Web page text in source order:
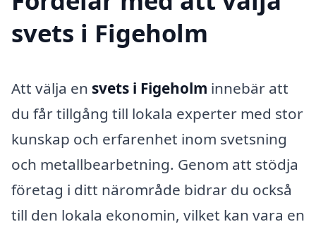
svets i Figeholm
Att välja en svets i Figeholm innebär att
du får tillgång till lokala experter med stor
kunskap och erfarenhet inom svetsning
och metallbearbetning. Genom att stödja
företag i ditt närområde bidrar du också
till den lokala ekonomin, vilket kan vara en